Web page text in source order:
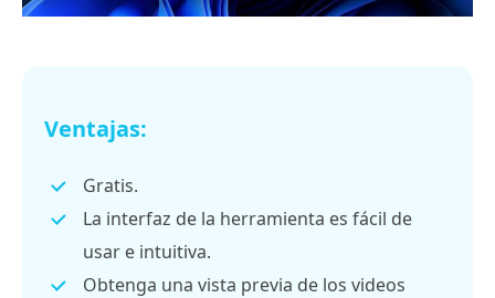
Ventajas:
Gratis.
La interfaz de la herramienta es fácil de
usar e intuitiva.
Obtenga una vista previa de los videos